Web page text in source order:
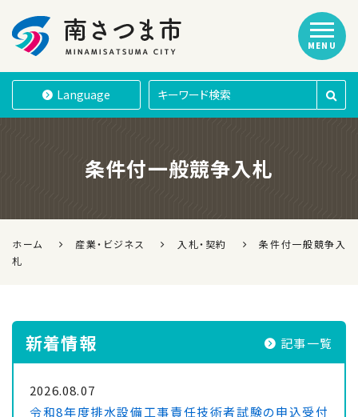
南さつま市
Language
MENU
条件付一般競争入札
ホーム 産業・ビジネス 入札・契約
条件付一般競争入
札
新着情報 記事一覧
2026.08.07
令和8年度排水設備工事責任技術者試験の申込受付